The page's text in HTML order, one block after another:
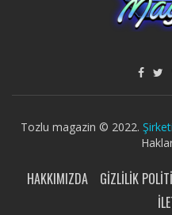
Tozlu magazin © 2022.
HAKKIMIZDA GIZLILIK